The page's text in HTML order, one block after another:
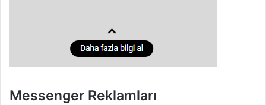
Messenger Reklamları